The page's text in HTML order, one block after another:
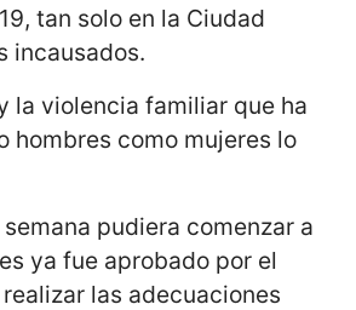
tan solo en la Ciudad
incausados.
la violencia familiar que ha
hombres como mujeres lo
pudiera comenzar a
ya fue aprobado por el
las adecuaciones